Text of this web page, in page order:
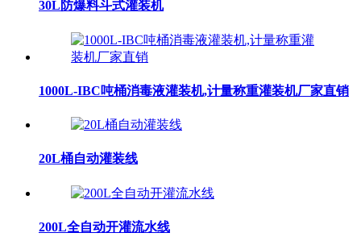
30L防爆料斗式灌装机
1000L-IBC吨桶消毒液灌装机,计量称重灌装机厂家直销
20L桶自动灌装线
200L全自动开灌流水线